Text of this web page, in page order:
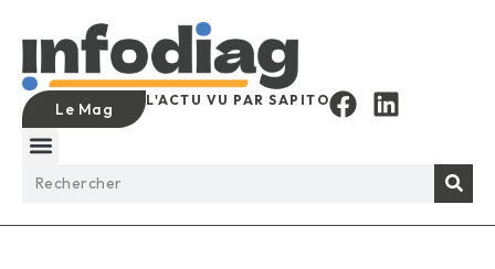
Le Mag L'ACTU VU PAR SAPITO